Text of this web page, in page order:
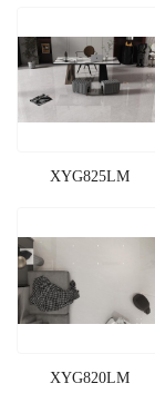
XYG825LM
XYG820LM